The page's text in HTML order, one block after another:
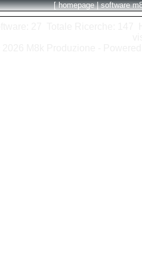
[ homepage | software